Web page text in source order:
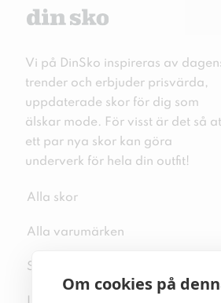
Om cookies på
Vi på DinSko inspireras av
trender och erbjuder prisvärda,
uppdaterade skor för dig som
älskar mode. För visst är det så
ett par nya skor kan göra
underverk för hela din outfit!
Alla skor
Alla varumärken
Sitemap